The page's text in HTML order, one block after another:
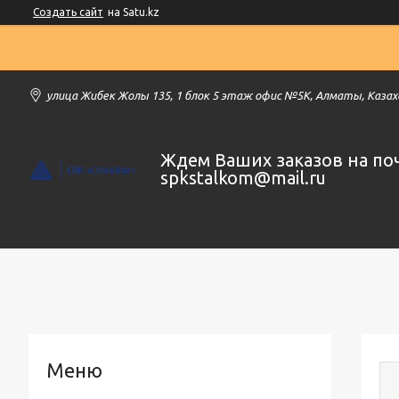
Создать сайт на Satu.kz
улица Жибек Жолы 135, 1 блок 5 этаж офис №5К, Алматы,
Ждем Ваших заказов на
spkstalkom@mail.ru